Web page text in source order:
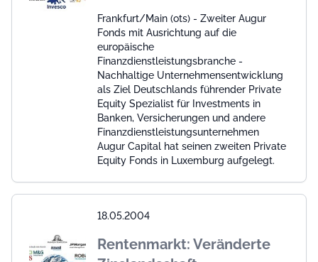
Frankfurt/Main (ots) - Zweiter Augur
Fonds mit Ausrichtung auf die
europäische
Finanzdienstleistungsbranche -
Nachhaltige Unternehmensentwicklung
als Ziel Deutschlands führender Private
Equity Spezialist für Investments in
Banken, Versicherungen und andere
Finanzdienstleistungsunternehmen
Augur Capital hat seinen zweiten Private
Equity Fonds in Luxemburg aufgelegt.
18.05.2004
Rentenmarkt: Veränderte